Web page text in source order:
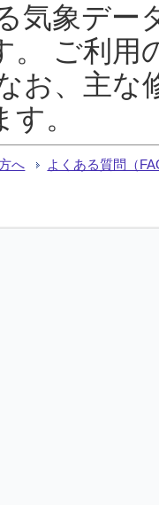
気象デー
。 ご利用
お、主な
。
へ よくある質問（